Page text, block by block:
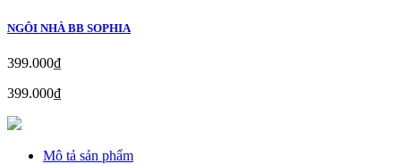
NGÔI NHÀ BB SOPHIA
399.000₫
399.000₫
Mô tả sản phẩm